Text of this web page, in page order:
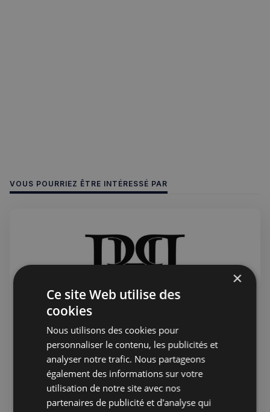
VOUS POURRIEZ ÊTRE INTÉRESSÉ PAR
Jérémie Raude-Leroy 22 juil. 2026
PHP Aesthetic-Wellness et PHP
Private Medical Care - Clinique
Française sur Harley street
×
Ce site Web utilise des
cookies
Nous utilisons des cookies pour
personnaliser le contenu, les publicités et
analyser notre trafic. Nous partageons
également des informations sur votre
utilisation de notre site avec nos
partenaires de publicité et d'analyse qui